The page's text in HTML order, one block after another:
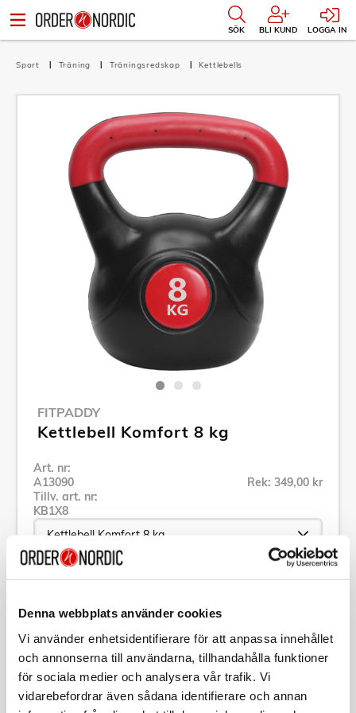
Denna webbplats använder cookies
Vi använder enhetsidentifierare för att anpassa innehållet
och annonserna till användarna, tillhandahålla funktioner
för sociala medier och analysera vår trafik. Vi
vidarebefordrar även sådana identifierare och annan
SÖK BLI KUND LOGGA IN
Sport Träning Träningsredskap Kettlebells
FITPADDY
Kettlebell Komfort 8 kg
Art. nr:
A13090
Tillv. art. nr:
KB1X8
Rek: 349,00 kr
Specifikation
Beskrivning